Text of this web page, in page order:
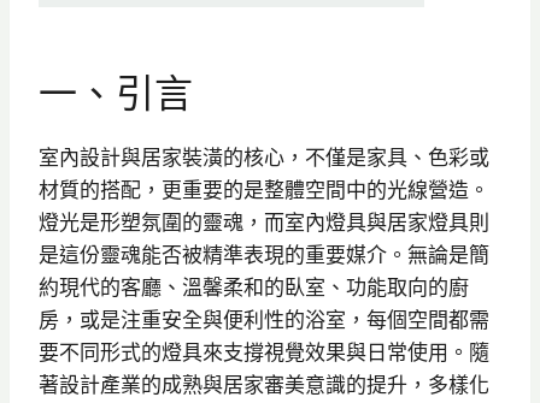
一、引言
室內設計與居家裝潢的核心，不僅是家具、色彩或
材質的搭配，更重要的是整體空間中的光線營造。
燈光是形塑氛圍的靈魂，而室內燈具與居家燈具則
是這份靈魂能否被精準表現的重要媒介。無論是簡
約現代的客廳、溫馨柔和的臥室、功能取向的廚
房，或是注重安全與便利性的浴室，每個空間都需
要不同形式的燈具來支撐視覺效果與日常使用。隨
著設計產業的成熟與居家審美意識的提升，多樣化